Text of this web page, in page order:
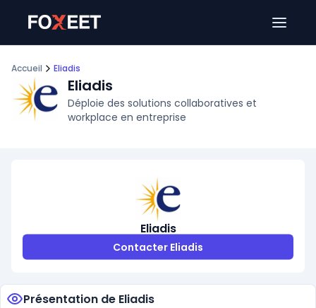
Accueil Eliadis
Eliadis
Déploie des solutions collaboratives et
workplace en entreprise
Eliadis
Contacter Eliadis
Présentation de Eliadis